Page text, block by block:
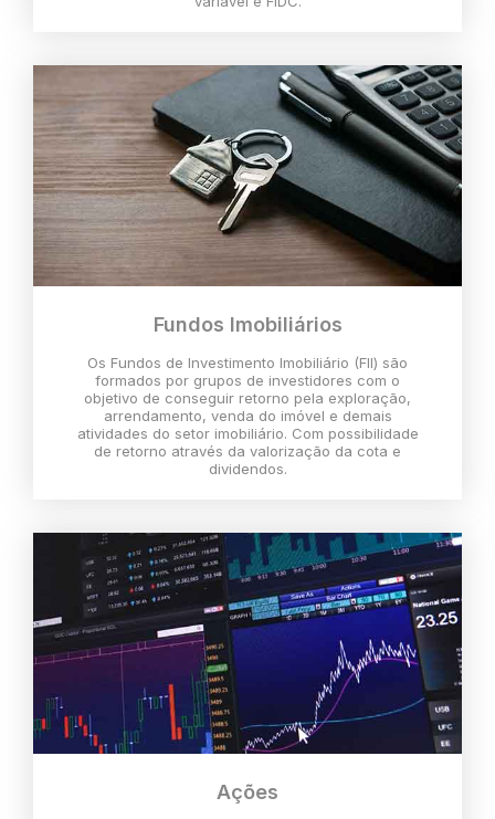
Fundos Imobiliários
Os Fundos de Investimento Imobiliário (FII) são
formados por grupos de investidores com o
objetivo de conseguir retorno pela exploração,
arrendamento, venda do imóvel e demais
atividades do setor imobiliário. Com possibilidade
de retorno através da valorização da cota e
dividendos.
Ações